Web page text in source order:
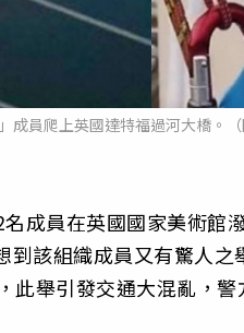
成員爬上英國達特福過河大橋。
成員在英國國家美術館
到該組織成員又有驚人
此舉引發交通大混亂，警